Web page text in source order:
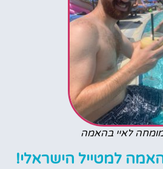
לאיי בהאמה
למטייל הישראלי!